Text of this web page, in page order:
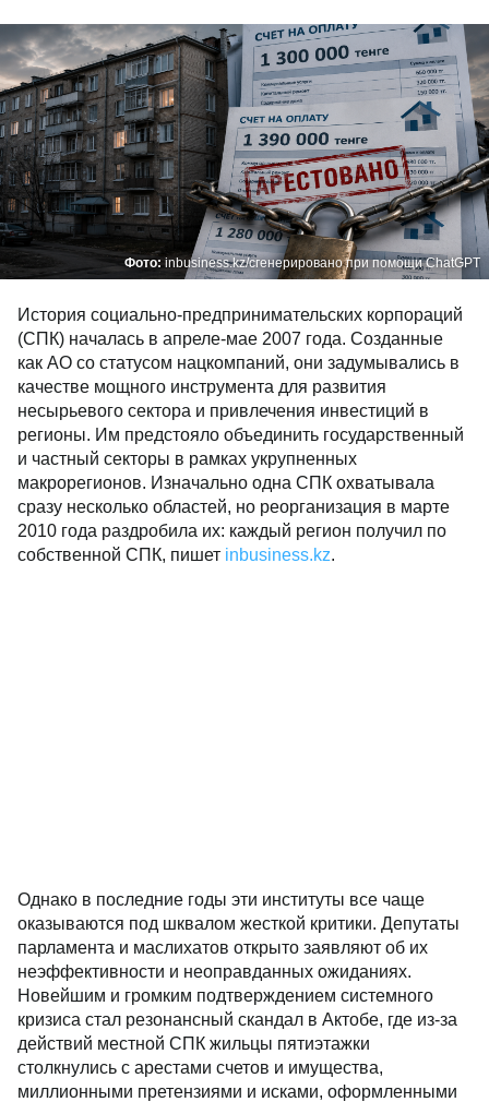
Фото: inbusiness.kz/сгенерировано при помощи ChatGPT
История социально-предпринимательских корпораций
(СПК) началась в апреле-мае 2007 года. Созданные
как АО со статусом нацкомпаний, они задумывались в
качестве мощного инструмента для развития
несырьевого сектора и привлечения инвестиций в
регионы. Им предстояло объединить государственный
и частный секторы в рамках укрупненных
макрорегионов. Изначально одна СПК охватывала
сразу несколько областей, но реорганизация в марте
2010 года раздробила их: каждый регион получил по
собственной СПК, пишет inbusiness.kz.
Однако в последние годы эти институты все чаще
оказываются под шквалом жесткой критики. Депутаты
парламента и маслихатов открыто заявляют об их
неэффективности и неоправданных ожиданиях.
Новейшим и громким подтверждением системного
кризиса стал резонансный скандал в Актобе, где из-за
действий местной СПК жильцы пятиэтажки
столкнулись с арестами счетов и имущества,
миллионными претензиями и исками, оформленными